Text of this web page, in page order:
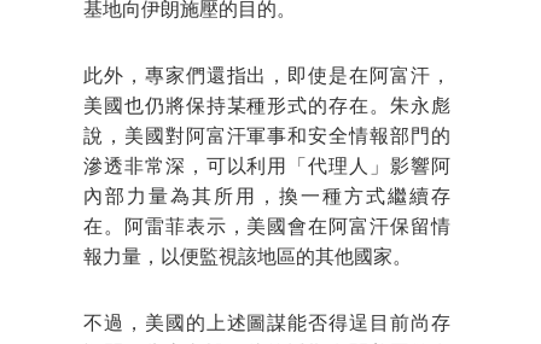
基地向伊朗施壓的目的。
此外，專家們還指出，即使是在阿富汗，
美國也仍將保持某種形式的存在。朱永彪
說，美國對阿富汗軍事和安全情報部門的
滲透非常深，可以利用「代理人」影響阿
內部力量為其所用，換一種方式繼續存
在。阿雷菲表示，美國會在阿富汗保留情
報力量，以便監視該地區的其他國家。
不過，美國的上述圖謀能否得逞目前尚存